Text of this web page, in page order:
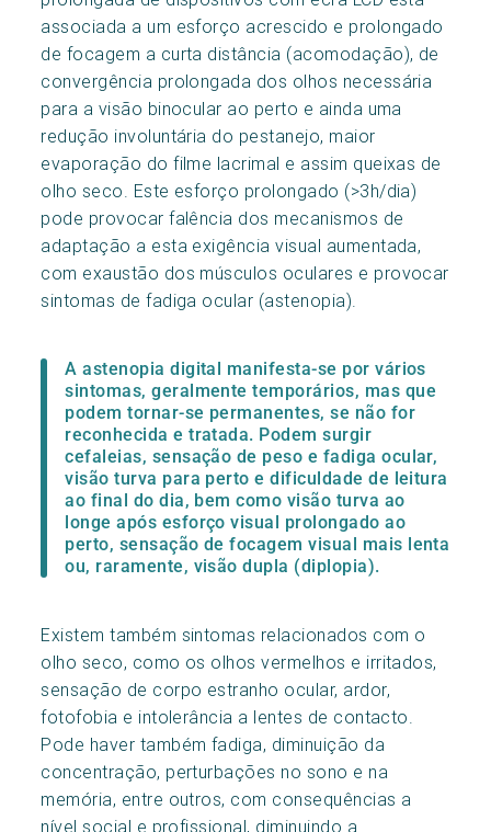
associada a um esforço acrescido e prolongado
de focagem a curta distância (acomodação), de
convergência prolongada dos olhos necessária
para a visão binocular ao perto e ainda uma
redução involuntária do pestanejo, maior
evaporação do filme lacrimal e assim queixas de
olho seco. Este esforço prolongado (>3h/dia)
pode provocar falência dos mecanismos de
adaptação a esta exigência visual aumentada,
com exaustão dos músculos oculares e provocar
sintomas de fadiga ocular (astenopia).
A astenopia digital manifesta-se por vários
sintomas, geralmente temporários, mas que
podem tornar-se permanentes, se não for
reconhecida e tratada. Podem surgir
cefaleias, sensação de peso e fadiga ocular,
visão turva para perto e dificuldade de leitura
ao final do dia, bem como visão turva ao
longe após esforço visual prolongado ao
perto, sensação de focagem visual mais lenta
ou, raramente, visão dupla (diplopia).
Existem também sintomas relacionados com o
olho seco, como os olhos vermelhos e irritados,
sensação de corpo estranho ocular, ardor,
fotofobia e intolerância a lentes de contacto.
Pode haver também fadiga, diminuição da
concentração, perturbações no sono e na
memória, entre outros, com consequências a
nível social e profissional, diminuindo a